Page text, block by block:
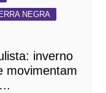
NEGRA
inverno
movimentam